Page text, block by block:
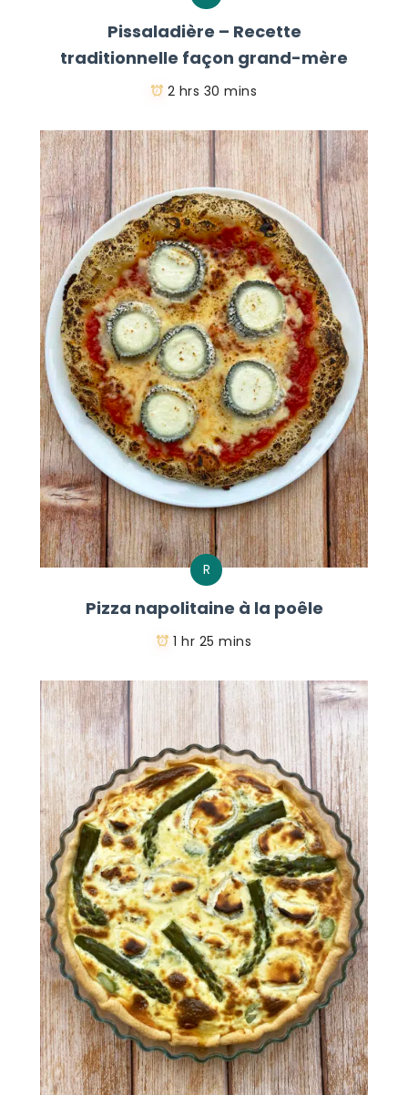
Pissaladière – Recette
traditionnelle façon grand-mère
2 hrs 30 mins
R
Pizza napolitaine à la poêle
1 hr 25 mins